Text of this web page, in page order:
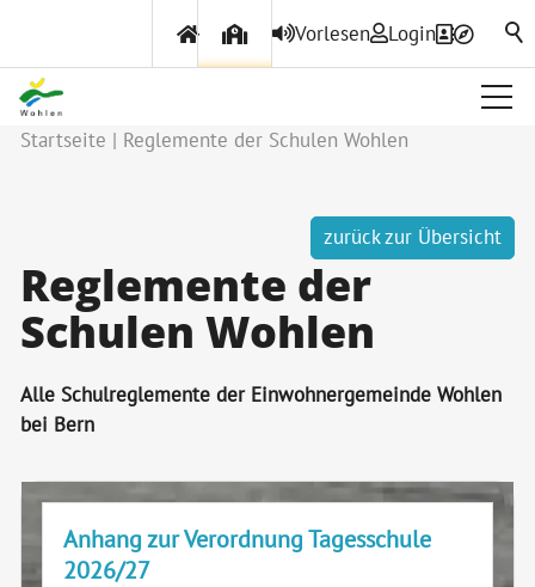
Login
Vorlesen
Startseite Reglemente der Schulen Wohlen
zurück zur Übersicht
Reglemente der
Schulen Wohlen
Alle Schulreglemente der Einwohnergemeinde Wohlen
bei Bern
Anhang zur Verordnung Tagesschule
2026/27